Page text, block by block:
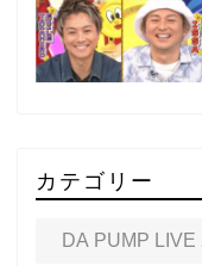
カテゴリー